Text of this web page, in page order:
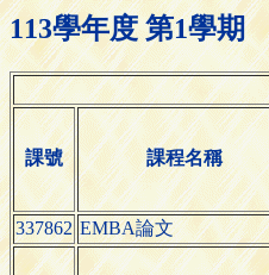
113學年度 第1學
課號 課程名稱
337862 EMBA論文